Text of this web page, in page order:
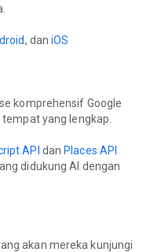
, daniOS
komprehensif Google
yang lengkap.
API danPlaces API
didukung AI dengan
akan mereka kunjungi